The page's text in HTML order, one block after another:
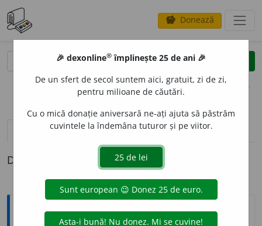
savings Donează
clear
opțiuni
definiții (1)
Definiția cu ID-ul 219962:
Ortografice DOOM
🎉 dexonline® împlinește 25 de ani 🎉
De un sfert de secol suntem aici, gratuit, zi de zi,
pentru milioane de căutări.
Cu o mică donație aniversară ne-ați ajuta să păstrăm
cuvintele la îndemâna tuturor și pe viitor.